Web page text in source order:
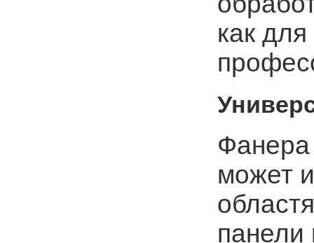
как
может
панели